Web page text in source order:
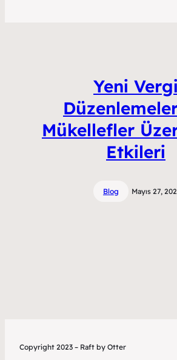
Yeni Vergi
Mükellefler
Etkileri
Blog Mayıs 27,
Copyright 2023 – Raft by Otter